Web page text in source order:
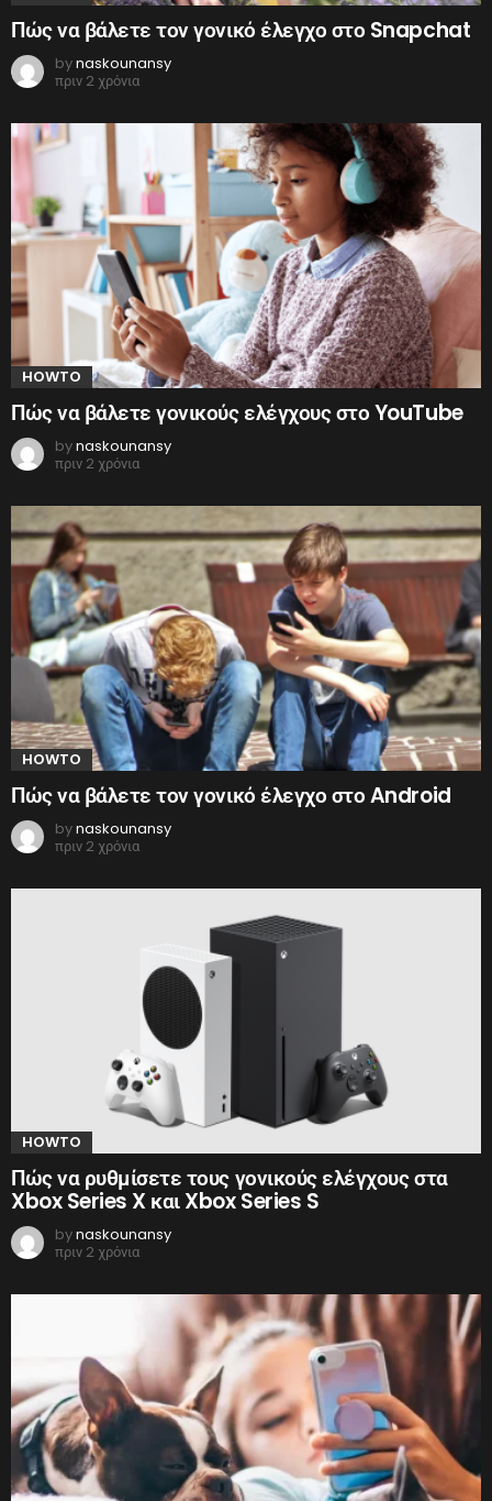
Πώς να βάλετε τον γονικό έλεγχο στο Snapchat
bynaskounansy
πριν 2 χρόνια
HOWTO
Πώς να βάλετε γονικούς ελέγχους στο YouTube
bynaskounansy
πριν 2 χρόνια
HOWTO
Πώς να βάλετε τον γονικό έλεγχο στο Android
bynaskounansy
πριν 2 χρόνια
HOWTO
Πώς να ρυθμίσετε τους γονικούς ελέγχους στα
Xbox Series X και Xbox Series S
bynaskounansy
πριν 2 χρόνια